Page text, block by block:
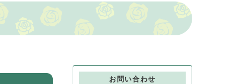
お問い合わせ